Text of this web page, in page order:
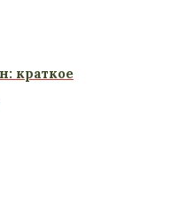
краткое